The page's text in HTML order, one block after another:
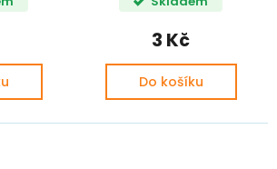
3 Kč
Do košíku